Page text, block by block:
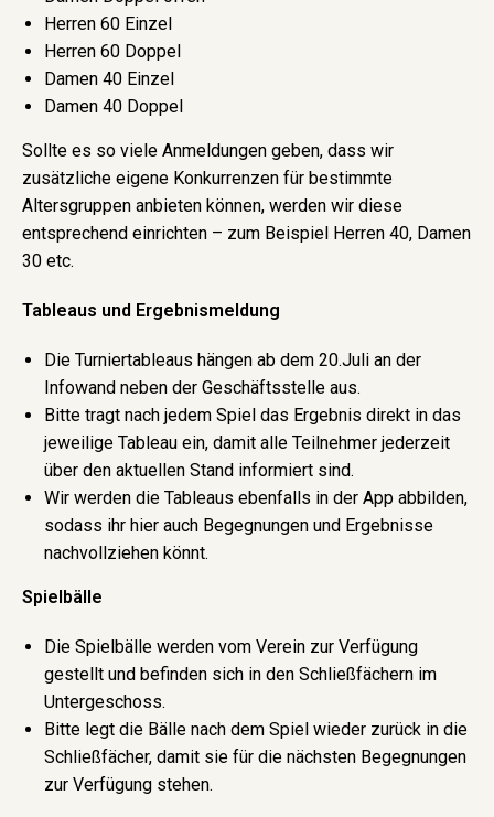
Herren 60 Einzel
Herren 60 Doppel
Damen 40 Einzel
Damen 40 Doppel
Sollte es so viele Anmeldungen geben, dass wir
zusätzliche eigene Konkurrenzen für bestimmte
Altersgruppen anbieten können, werden wir diese
entsprechend einrichten – zum Beispiel Herren 40, Damen
30 etc.
Tableaus und Ergebnismeldung
Die Turniertableaus hängen ab dem 20.Juli an der
Infowand neben der Geschäftsstelle aus.
Bitte tragt nach jedem Spiel das Ergebnis direkt in das
jeweilige Tableau ein, damit alle Teilnehmer jederzeit
über den aktuellen Stand informiert sind.
Wir werden die Tableaus ebenfalls in der App abbilden,
sodass ihr hier auch Begegnungen und Ergebnisse
nachvollziehen könnt.
Spielbälle
Die Spielbälle werden vom Verein zur Verfügung
gestellt und befinden sich in den Schließfächern im
Untergeschoss.
Bitte legt die Bälle nach dem Spiel wieder zurück in die
Schließfächer, damit sie für die nächsten Begegnungen
zur Verfügung stehen.